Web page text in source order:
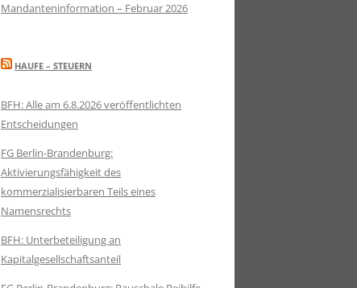
Mandanteninformation – Februar 2026
HAUFE – STEUERN
BFH: Alle am 6.8.2026 veröffentlichten
Entscheidungen
FG Berlin-Brandenburg:
Aktivierungsfähigkeit des
kommerzialisierbaren Teils eines
Namensrechts
BFH: Unterbeteiligung an
Kapitalgesellschaftsanteil